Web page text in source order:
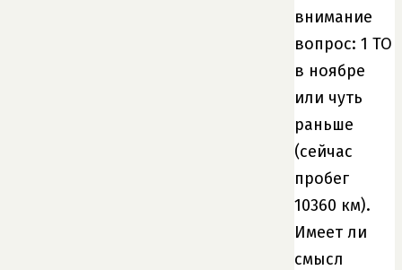
внимание
вопрос: 1 ТО
в ноябре
или чуть
раньше
(сейчас
пробег
10360 км).
Имеет ли
смысл